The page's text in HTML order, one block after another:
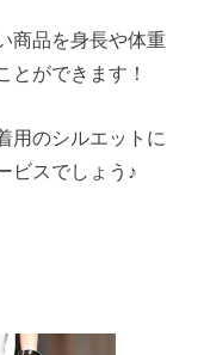
商品を身長や体重
とができます！
用のシルエットに
ビスでしょう♪